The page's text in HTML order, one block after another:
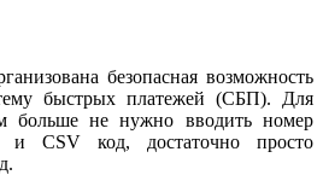
безопасная возможность
быстрых платежей (СБП). Для
больше не нужно вводить номер
и CSV код, достаточно просто